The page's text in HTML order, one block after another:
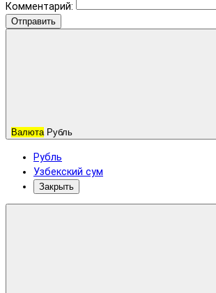
Комментарий:
Отправить
Валюта Рубль
Рубль
Узбекский сум
Закрыть